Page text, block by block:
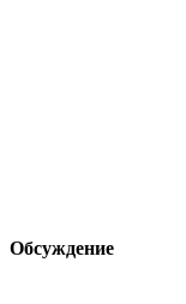
Обсуждение